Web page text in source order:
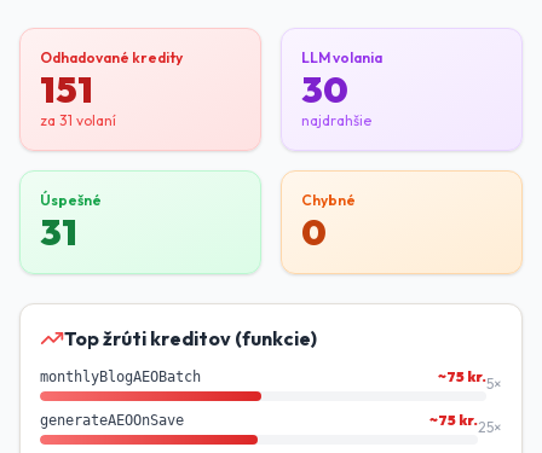
Odhadované kredity
151
za 31 volaní
LLM volania
30
najdrahšie
Úspešné
31
Chybné
0
Top žrúti kreditov (funkcie)
monthlyBlogAEOBatch ~75 kr.5×
generateAEOOnSave ~75 kr.25×